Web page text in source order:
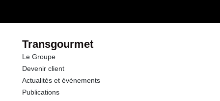
Transgourmet
Le Groupe
Devenir client
Actualités et événements
Publications